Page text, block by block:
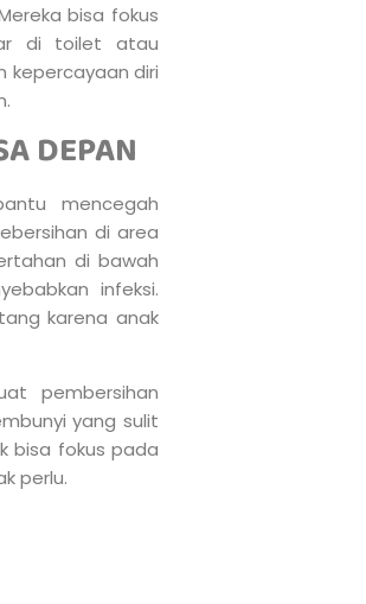
bisa fokus
di toilet atau
kepercayaan diri
DEPAN
mencegah
di area
di bawah
infeksi.
karena anak
pembersihan
yang sulit
bisa fokus pada
perlu.